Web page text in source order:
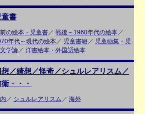
童書
の絵本・児童書／ 戦後～1960年代の絵本／
年代～現代の絵本／ 児童書籍／ 児童画集・児
学論／ 洋書絵本・外国語絵本
想／綺想／怪奇／シュルレアリスム／
・・・
／ シュルレアリスム ／ 海外